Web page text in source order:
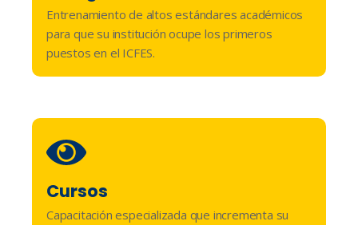
Entrenamiento de altos estándares académicos
para que su institución ocupe los primeros
puestos en el ICFES.
Cursos​
Capacitación especializada que incrementa su